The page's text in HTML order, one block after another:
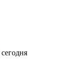
сегодня